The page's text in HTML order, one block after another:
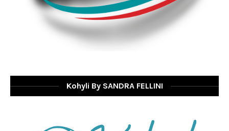
Kohyli By SANDRA FELLINI